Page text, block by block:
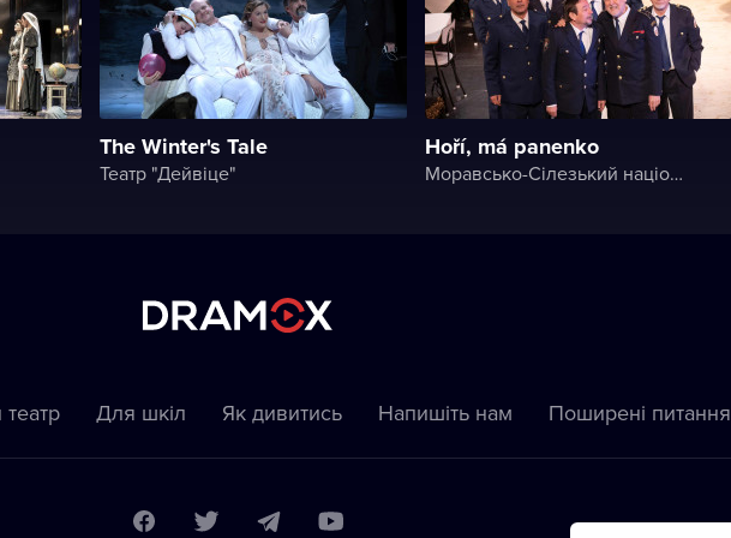
The Winter's Tale
Театр "Дейвіце"
Hoří, má panenko
Моравсько-Сілезький національний театр
театр Для шкіл Як дивитись Напишіть нам Пoширені питання